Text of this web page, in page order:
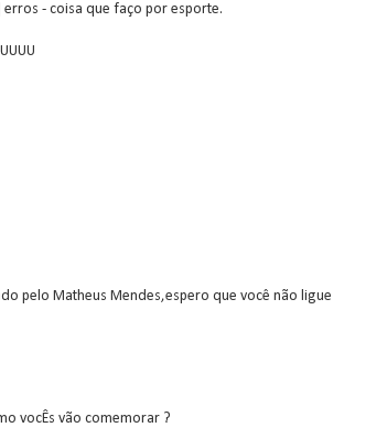
- coisa que faço por esporte.
pelo Matheus Mendes,espero que você não ligue
vocÊs vão comemorar ?